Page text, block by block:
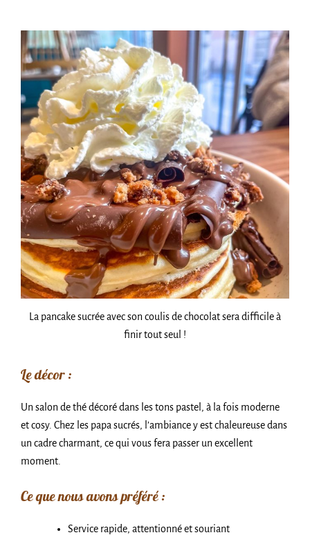
La pancake sucrée avec son coulis de chocolat sera difficile à
finir tout seul !
Le décor :
Un salon de thé décoré dans les tons pastel, à la fois moderne
et cosy. Chez les papa sucrés, l’ambiance y est chaleureuse dans
un cadre charmant, ce qui vous fera passer un excellent
moment.
Ce que nous avons préféré :
Service rapide, attentionné et souriant